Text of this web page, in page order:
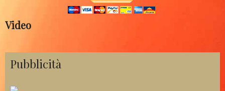
Video
Pubblicità